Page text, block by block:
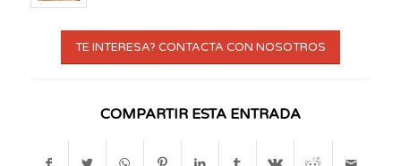
TE INTERESA? CONTACTA CON NOSOTROS
COMPARTIR ESTA ENTRADA